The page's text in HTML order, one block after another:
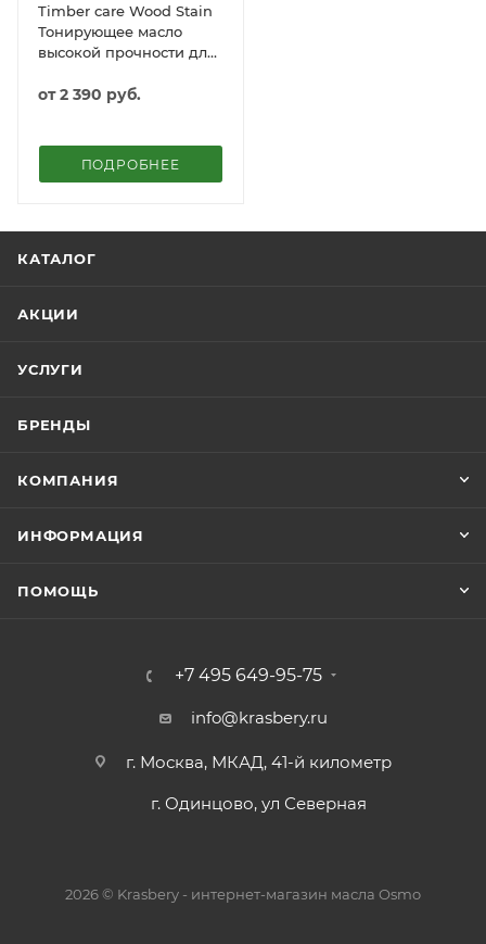
Timber care Wood Stain
Тонирующее масло
высокой прочности для
от2 390 руб.
ПОДРОБНЕЕ
КАТАЛОГ
АКЦИИ
УСЛУГИ
БРЕНДЫ
КОМПАНИЯ
ИНФОРМАЦИЯ
ПОМОЩЬ
+7 495 649-95-75
info@krasbery.ru
г. Москва, МКАД, 41-й километр
г. Одинцово, ул Северная
2026 © Krasbery - интернет-магазин масла Osmo